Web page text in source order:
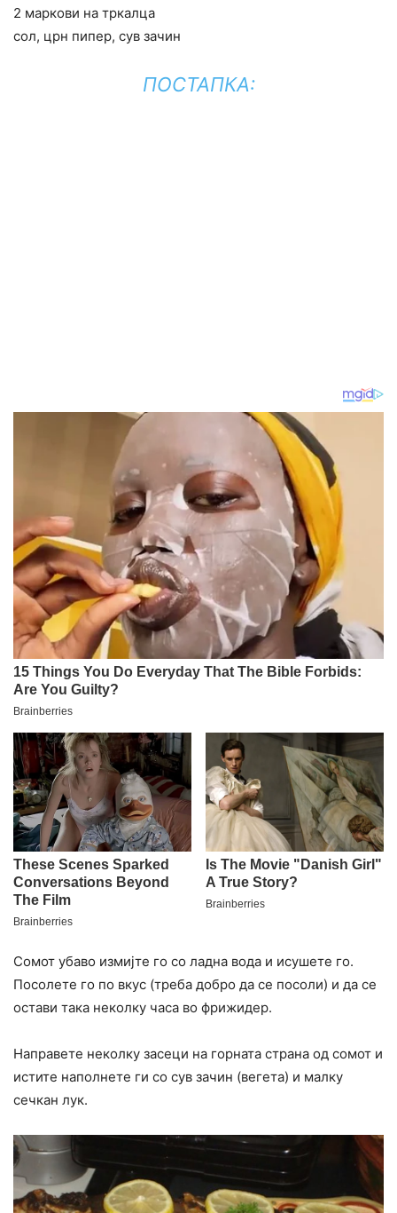
2 маркови на тркалца
сол, црн пипер, сув зачин
ПОСТАПКА:
Сомот убаво измијте го со ладна вода и исушете го.
Посолете го по вкус (треба добро да се посоли) и да се
остави така неколку часа во фрижидер.
Направете неколку засеци на горната страна од сомот и
истите наполнете ги со сув зачин (вегета) и малку
сечкан лук.